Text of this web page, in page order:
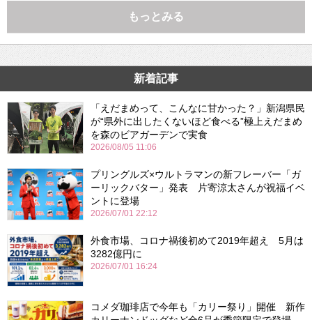
もっとみる
新着記事
「えだまめって、こんなに甘かった？」新潟県民
が“県外に出したくないほど食べる”極上えだまめ
を森のビアガーデンで実食
2026/08/05 11:06
プリングルズ×ウルトラマンの新フレーバー「ガ
ーリックバター」発表 片寄涼太さんが祝福イベ
ントに登場
2026/07/01 22:12
外食市場、コロナ禍後初めて2019年超え 5月は
3282億円に
2026/07/01 16:24
コメダ珈琲店で今年も「カリー祭り」開催 新作